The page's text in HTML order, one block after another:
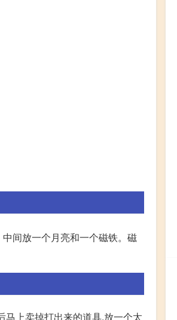
间放一个月亮和一个磁铁。磁
上卖掉打出来的道具,放一个太